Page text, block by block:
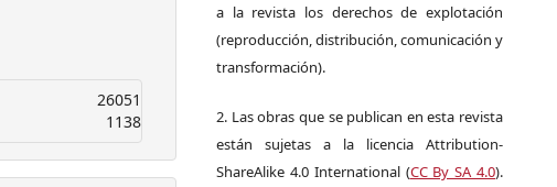
26051
1138
a la revista los derechos de explotación
(reproducción, distribución, comunicación y
transformación).
2. Las obras que se publican en esta revista
están sujetas a la licencia Attribution-
ShareAlike 4.0 International (CC By SA 4.0).